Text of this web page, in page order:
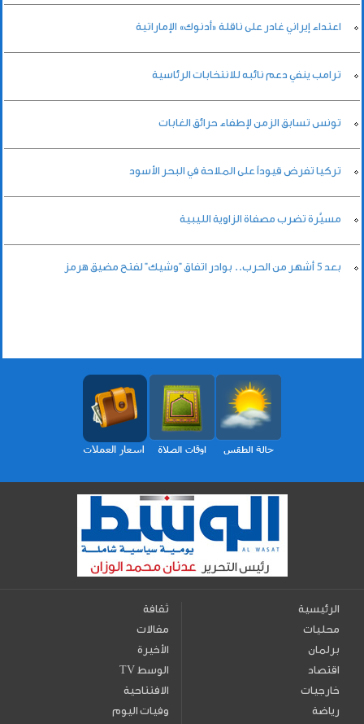
اعتداء إيراني غادر على ناقلة «أدنوك» الإماراتية
ترامب ينفي دعم نائبه للانتخابات الرئاسية
تونس تسابق الزمن لإطفاء حرائق الغابات
تركيا تفرض قيوداً على الملاحة في البحر الأسود
مسيَّرة تضرب مصفاة الزاوية الليبية
بعد 5 أشهر من الحرب.. بوادر اتفاق "وشيك" لفتح مضيق هرمز
الرئيسية
محليات
برلمان
اقتصاد
خارجيات
رياضة
ثقافة
مقالات
الأخيرة
TV الوسط
الافتتاحية
وفيات اليوم